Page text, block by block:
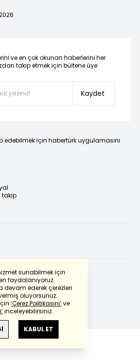
sunabilmek için
faydalanıyoruz.
devam ederek çerezleri
oluyorsunuz.
‘Çerez Politikasını’ve
inceleyebilirsiniz.
KABUL ET
ve en çok okunan haberlerini her
takip etmek için bültene üye
Kaydet
edebilmek için habertürk uygulamasını
takip
Translate
kullanılmıştır.
haberturk.com